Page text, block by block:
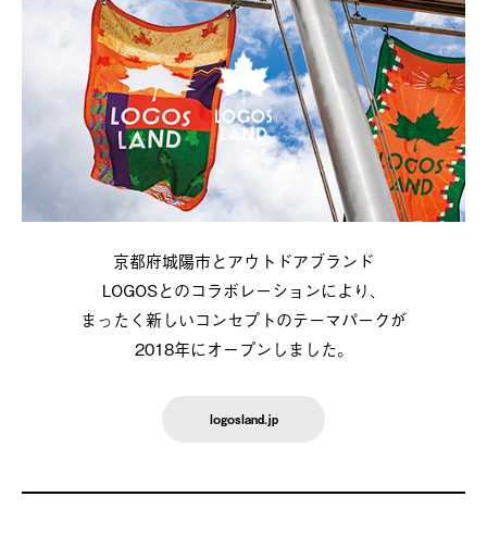
京都府城陽市とアウトドアブランド
LOGOSとのコラボレーションにより、
まったく新しいコンセプトのテーマパークが
2018年にオープンしました。
logosland.jp